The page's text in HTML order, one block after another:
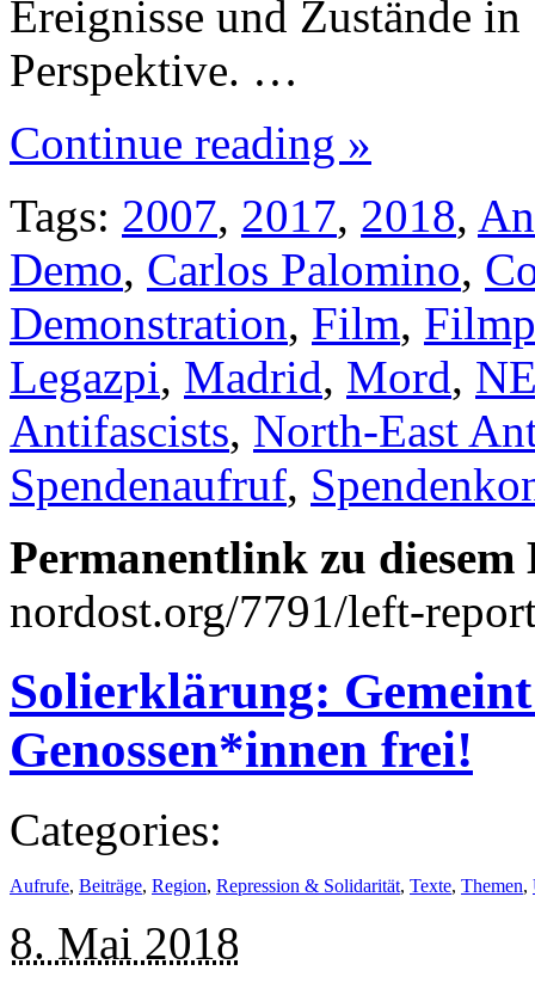
Ereignisse und Zustände
Perspektive. …
Continue reading »
Tags: 2007, 2017, 2018,
Demo, Carlos Palomino,
Demonstration, Film,
Legazpi, Madrid, Mord,
Antifascists, North-East
Spendenaufruf,
Permanentlink zu
nordost.org/7791/left-
Solierklärung:
Genossen*innen frei!
Categories:
Aufrufe, Beiträge, Region, Repression & Solidarität, Texte, Themen,
8. Mai 2018